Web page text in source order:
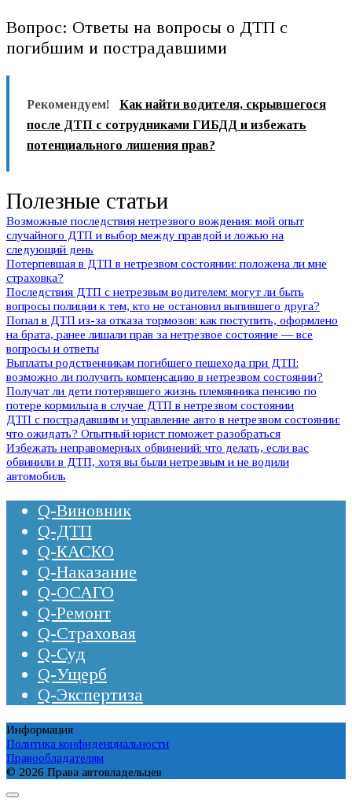
Вопрос: Ответы на вопросы о ДТП с
погибшим и пострадавшими
Рекомендуем!
Как найти водителя, скрывшегося
после ДТП с сотрудниками ГИБДД и избежать
потенциального лишения прав?
Полезные статьи
Возможные последствия нетрезвого вождения: мой опыт
случайного ДТП и выбор между правдой и ложью на
следующий день
Потерпевшая в ДТП в нетрезвом состоянии: положена ли мне
страховка?
Последствия ДТП с нетрезвым водителем: могут ли быть
вопросы полиции к тем, кто не остановил выпившего друга?
Попал в ДТП из-за отказа тормозов: как поступить, оформлено
на брата, ранее лишали прав за нетрезвое состояние — все
вопросы и ответы
Выплаты родственникам погибшего пешехода при ДТП:
возможно ли получить компенсацию в нетрезвом состоянии?
Получат ли дети потерявшего жизнь племянника пенсию по
потере кормильца в случае ДТП в нетрезвом состоянии
ДТП с пострадавшим и управление авто в нетрезвом состоянии:
что ожидать? Опытный юрист поможет разобраться
Избежать неправомерных обвинений: что делать, если вас
обвинили в ДТП, хотя вы были нетрезвым и не водили
автомобиль
Q-Виновник
Q-ДТП
Q-КАСКО
Q-Наказание
Q-ОСАГО
Q-Ремонт
Q-Страховая
Q-Суд
Q-Ущерб
Q-Экспертиза
Информация
Политика конфиденциальности
Правообладателям
© 2026 Права автовладельцев